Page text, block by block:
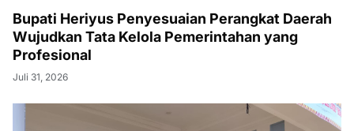
Bupati Heriyus Penyesuaian Perangkat Daerah
Wujudkan Tata Kelola Pemerintahan yang
Profesional
Juli 31, 2026